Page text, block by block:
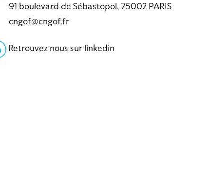
91 boulevard de Sébastopol, 75002 PARIS
cngof@cngof.fr
Retrouvez nous sur linkedin